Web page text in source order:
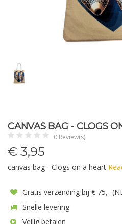
CANVAS BAG - CLOGS
0 Review(s)
€ 3,95
canvas bag - Clogs on a heart
Gratis verzending bij € 75,-
Snelle levering
Veilig betalen